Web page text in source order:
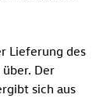
Lieferung des
Der
sich aus